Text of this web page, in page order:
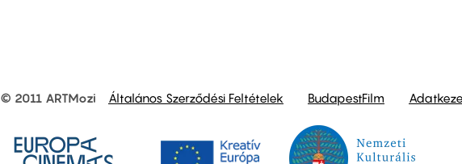
© 2011 ARTMozi Általános Szerződési Feltételek BudapestFilm